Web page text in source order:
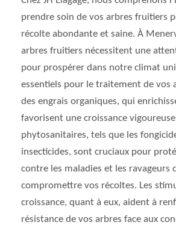
prendre soin de vos arbres fruitiers
récolte abondante et saine. À
arbres fruitiers nécessitent une
pour prospérer dans notre climat
essentiels pour le traitement de vos
des engrais organiques, qui
favorisent une croissance
phytosanitaires, tels que les
insecticides, sont cruciaux pour
contre les maladies et les ravageurs
compromettre vos récoltes. Les
croissance, quant à eux, aident à
résistance de vos arbres face aux